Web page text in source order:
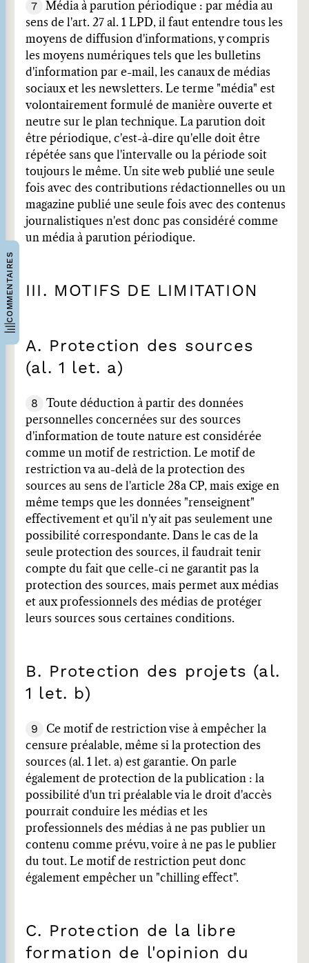
COMMENTAIRES
7
Média à parution périodique : par média au
sens de l'art. 27 al. 1 LPD, il faut entendre tous les
moyens de diffusion d'informations, y compris
les moyens numériques tels que les bulletins
d'information par e-mail, les canaux de médias
sociaux et les newsletters. Le terme "média" est
volontairement formulé de manière ouverte et
neutre sur le plan technique. La parution doit
être périodique, c'est-à-dire qu'elle doit être
répétée sans que l'intervalle ou la période soit
toujours le même. Un site web publié une seule
fois avec des contributions rédactionnelles ou un
magazine publié une seule fois avec des contenus
journalistiques n'est donc pas considéré comme
un média à parution périodique.
III. MOTIFS DE LIMITATION
A. Protection des sources
(al. 1 let. a)
8
Toute déduction à partir des données
personnelles concernées sur des sources
d'information de toute nature est considérée
comme un motif de restriction. Le motif de
restriction va au-delà de la protection des
sources au sens de l'article 28a CP, mais exige en
même temps que les données "renseignent"
effectivement et qu'il n'y ait pas seulement une
possibilité correspondante. Dans le cas de la
seule protection des sources, il faudrait tenir
compte du fait que celle-ci ne garantit pas la
protection des sources, mais permet aux médias
et aux professionnels des médias de protéger
leurs sources sous certaines conditions.
B. Protection des projets (al.
1 let. b)
9
Ce motif de restriction vise à empêcher la
censure préalable, même si la protection des
sources (al. 1 let. a) est garantie. On parle
également de protection de la publication : la
possibilité d'un tri préalable via le droit d'accès
pourrait conduire les médias et les
professionnels des médias à ne pas publier un
contenu comme prévu, voire à ne pas le publier
du tout. Le motif de restriction peut donc
également empêcher un "chilling effect".
C. Protection de la libre
formation de l'opinion du